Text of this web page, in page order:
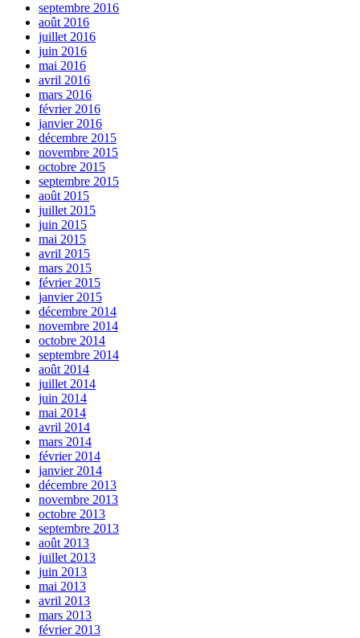
septembre 2016
août 2016
juillet 2016
juin 2016
mai 2016
avril 2016
mars 2016
février 2016
janvier 2016
décembre 2015
novembre 2015
octobre 2015
septembre 2015
août 2015
juillet 2015
juin 2015
mai 2015
avril 2015
mars 2015
février 2015
janvier 2015
décembre 2014
novembre 2014
octobre 2014
septembre 2014
août 2014
juillet 2014
juin 2014
mai 2014
avril 2014
mars 2014
février 2014
janvier 2014
décembre 2013
novembre 2013
octobre 2013
septembre 2013
août 2013
juillet 2013
juin 2013
mai 2013
avril 2013
mars 2013
février 2013